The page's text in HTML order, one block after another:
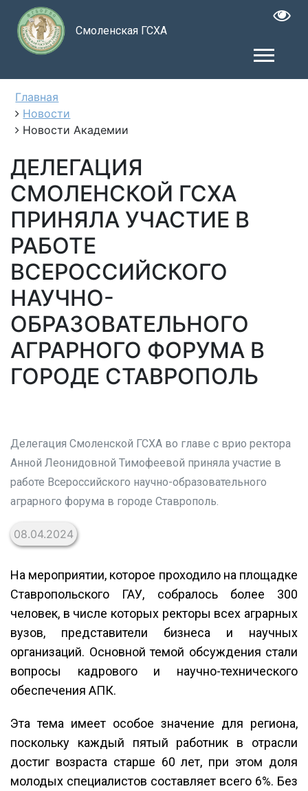
Смоленская ГСХА
Главная
Новости
Новости Академии
ДЕЛЕГАЦИЯ
СМОЛЕНСКОЙ ГСХА
ПРИНЯЛА УЧАСТИЕ В
РАБОТЕ
ВСЕРОССИЙСКОГО
НАУЧНО-
ОБРАЗОВАТЕЛЬНОГО
АГРАРНОГО ФОРУМА В
ГОРОДЕ СТАВРОПОЛЬ
Делегация Смоленской ГСХА во главе с врио ректора
Анной Леонидовной Тимофеевой приняла участие в
работе Всероссийского научно-образовательного
аграрного форума в городе Ставрополь.
08.04.2024
На мероприятии, которое проходило на площадке
Ставропольского ГАУ, собралось более 300
человек, в числе которых ректоры всех аграрных
вузов, представители бизнеса и научных
организаций. Основной темой обсуждения стали
вопросы кадрового и научно-технического
обеспечения АПК.
Эта тема имеет особое значение для региона,
поскольку каждый пятый работник в отрасли
достиг возраста старше 60 лет, при этом доля
молодых специалистов составляет всего 6%. Без